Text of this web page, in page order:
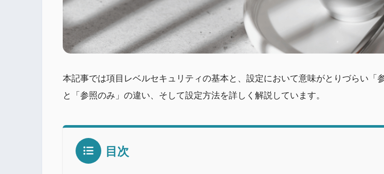
本記事では項目レベルセキュリティの基本と、設定において意味がとりづらい「参
と「参照のみ」の違い、そして設定方法を詳しく解説しています。
目次